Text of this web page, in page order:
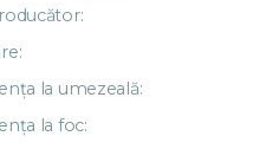
la umezeală:
la foc: